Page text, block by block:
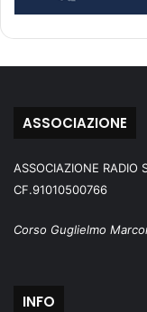
ASSOCIAZIONE
ASSOCIAZIONE RADIO
CF.91010500766
Corso Guglielmo
INFO